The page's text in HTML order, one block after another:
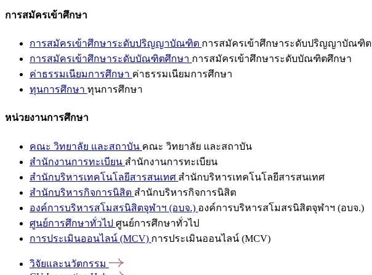
การสมัครเข้าศึกษา
การสมัครเข้าศึกษาระดับปริญญาบัณฑิต การสมัครเข้าศึกษาระดับปริญญาบัณฑิต
การสมัครเข้าศึกษาระดับบัณฑิตศึกษา การสมัครเข้าศึกษาระดับบัณฑิตศึกษา
ค่าธรรมเนียมการศึกษา ค่าธรรมเนียมการศึกษา
ทุนการศึกษา ทุนการศึกษา
หน่วยงานการศึกษา
คณะ วิทยาลัย และสถาบัน คณะ วิทยาลัย และสถาบัน
สำนักงานการทะเบียน สำนักงานการทะเบียน
สำนักบริหารเทคโนโลยีสารสนเทศ สำนักบริหารเทคโนโลยีสารสนเทศ
สำนักบริหารกิจการนิสิต สำนักบริหารกิจการนิสิต
องค์การบริหารสโมสรนิสิตจุฬาฯ (อบจ.) องค์การบริหารสโมสรนิสิตจุฬาฯ (อบจ.)
ศูนย์การศึกษาทั่วไป ศูนย์การศึกษาทั่วไป
การประเมินออนไลน์ (MCV) การประเมินออนไลน์ (MCV)
วิจัยและนวัตกรรม